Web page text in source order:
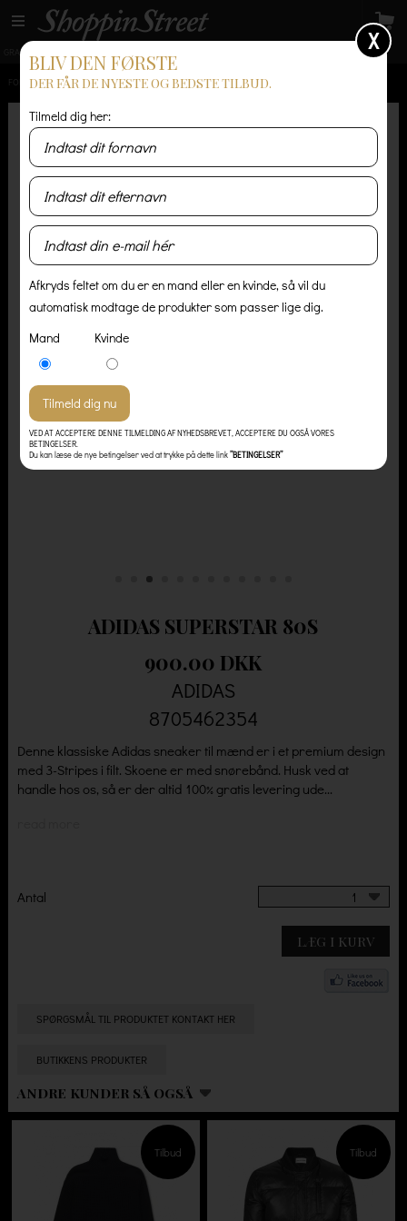
GRATIS LEVERING
FORSIDE / HERRE / SKO OG STØVLER / ADIDAS SUPERSTAR 80S
ADIDAS SUPERSTAR 80S
900.00 DKK
ADIDAS
8705462354
Denne klassiske Adidas sneaker til mænd er i et premium design
med 3-Stripes i filt. Skoene er med snørebånd. Husk ved at
handle hos os, så er der altid 100% gratis levering ude...
Antal 1
LÆG I KURV
SPØRGSMÅL TIL PRODUKTET KONTAKT HER
BUTIKKENS PRODUKTER
ANDRE KUNDER SÅ OGSÅ
Tilbud Tilbud
X
BLIV DEN FØRSTE
DER FÅR DE NYESTE OG BEDSTE TILBUD.
Tilmeld dig her:
Afkryds feltet om du er en mand eller en kvinde, så vil du
automatisk modtage de produkter som passer lige dig.
Mand
Kvinde
VED AT ACCEPTERE DENNE TILMELDING AF NYHEDSBREVET, ACCEPTERE DU OGSÅ VORES
BETINGELSER.
Du kan læse de nye betingelser ved at trykke på dette link”BETINGELSER”